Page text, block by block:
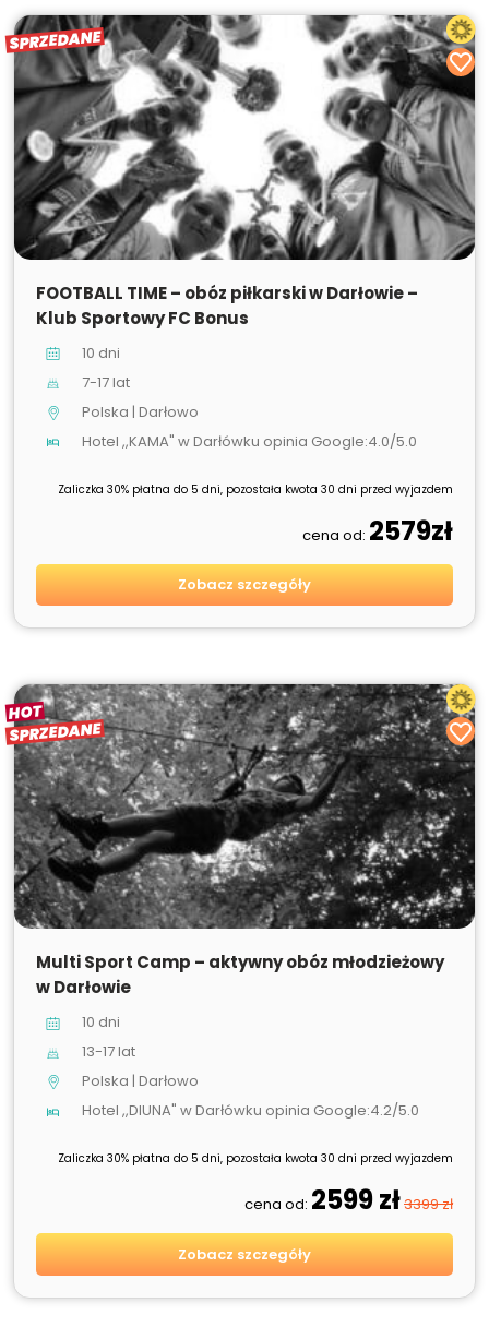
SPRZEDANE
SPRZEDANE
FOOTBALL TIME – obóz piłkarski w Darłowie –
Klub Sportowy FC Bonus
10 dni
7-17 lat
Polska | Darłowo
Hotel ,,KAMA" w Darłówku opinia Google:4.0/5.0
Zaliczka 30% płatna do 5 dni, pozostała kwota 30 dni przed wyjazdem
cena od: 2579zł
Zobacz szczegóły
HOT
SPRZEDANE
SPRZEDANE
Multi Sport Camp – aktywny obóz młodzieżowy
w Darłowie
10 dni
13-17 lat
Polska | Darłowo
Hotel ,,DIUNA" w Darłówku opinia Google:4.2/5.0
Zaliczka 30% płatna do 5 dni, pozostała kwota 30 dni przed wyjazdem
cena od: 2599 zł3399 zł
Zobacz szczegóły